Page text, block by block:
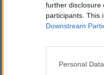
further disclosure
participants. This
Downstream
Personal